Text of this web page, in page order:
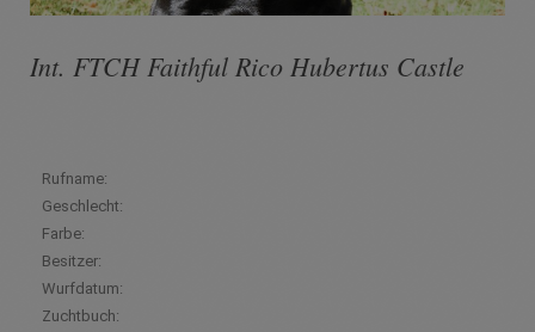
Int. FTCH Faithful Rico Hubertus Castle
Rufname:
Geschlecht:
Farbe:
Besitzer:
Wurfdatum:
Zuchtbuch: